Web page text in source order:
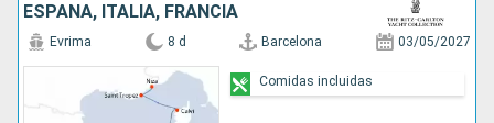
ESPAÑA, ITALIA, FRANCIA
Evrima 8 d Barcelona 03/05/2027
Comidas incluidas